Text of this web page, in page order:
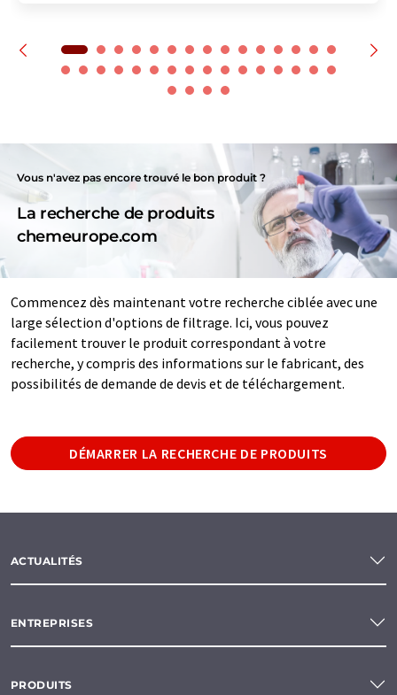
Vous n'avez pas encore trouvé le bon produit ?
La recherche de produits
chemeurope.com
Commencez dès maintenant votre recherche ciblée avec une
large sélection d'options de filtrage. Ici, vous pouvez
facilement trouver le produit correspondant à votre
recherche, y compris des informations sur le fabricant, des
possibilités de demande de devis et de téléchargement.
DÉMARRER LA RECHERCHE DE PRODUITS
ACTUALITÉS
ENTREPRISES
PRODUITS